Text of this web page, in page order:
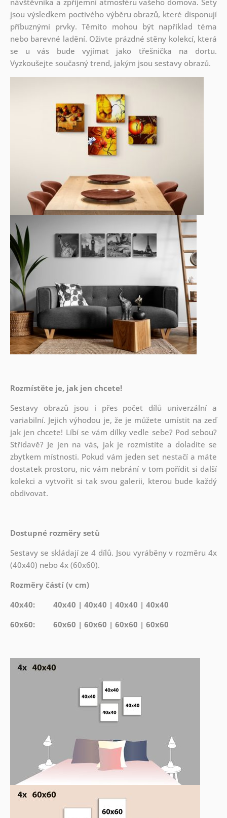
návštěvníka a zpříjemní atmosféru vašeho domova. Sety
jsou výsledkem poctivého výběru obrazů, které disponují
příbuznými prvky. Těmito mohou být například téma
nebo barevné ladění. Oživte prázdné stěny kolekcí, která
se u vás bude vyjímat jako třešnička na dortu.
Vyzkoušejte současný trend, jakým jsou sestavy obrazů.
Rozmístěte je, jak jen chcete!
Sestavy obrazů jsou i přes počet dílů univerzální a
variabilní. Jejich výhodou je, že je můžete umístit na zeď
jak jen chcete! Líbí se vám dílky vedle sebe? Pod sebou?
Střídavě? Je jen na vás, jak je rozmístíte a doladíte se
zbytkem místnosti. Pokud vám jeden set nestačí a máte
dostatek prostoru, nic vám nebrání v tom pořídit si další
kolekci a vytvořit si tak svou galerii, kterou bude každý
obdivovat.
Dostupné rozměry setů
Sestavy se skládají ze 4 dílů. Jsou vyráběny v rozměru 4x
(40x40) nebo 4x (60x60).
Rozměry částí (v cm)
40x40: 40x40 | 40x40 | 40x40 | 40x40
60x60: 60x60 | 60x60 | 60x60 | 60x60